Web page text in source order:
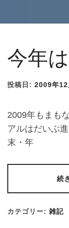
今年
投稿日: 2009年12
2009年もまも
アルはだいぶ
末・年
続
カテゴリー: 雑記